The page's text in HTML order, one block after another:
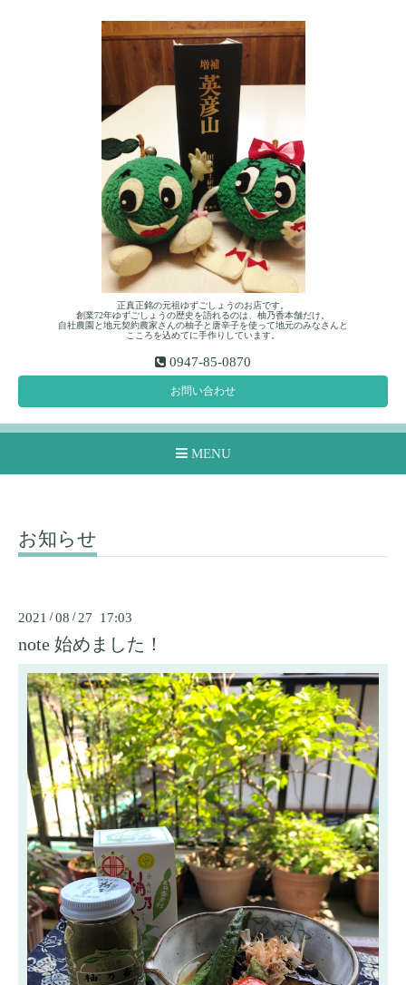
正真正銘の元祖ゆずごしょうのお店です。
創業72年ゆずごしょうの歴史を語れるのは、柚乃香本舗だけ。
自社農園と地元契約農家さんの柚子と唐辛子を使って地元のみなさんと
こころを込めてに手作りしています。
0947-85-0870
お問い合わせ
MENU
お知らせ
2021 /08 / 27 17:03
note 始めました！